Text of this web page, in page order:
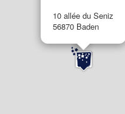
10 allée du Seniz
56870 Baden